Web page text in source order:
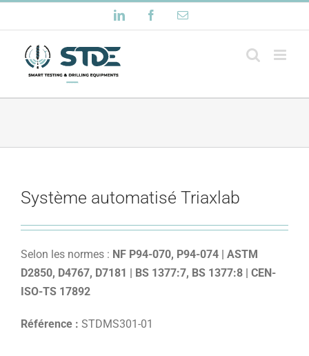
au
contenu
LinkedIn FacebookEmail
Système automatisé Triaxlab
Selon les normes : NF P94-070, P94-074 | ASTM
D2850, D4767, D7181 | BS 1377:7, BS 1377:8 | CEN-
ISO-TS 17892
Référence : STDMS301-01